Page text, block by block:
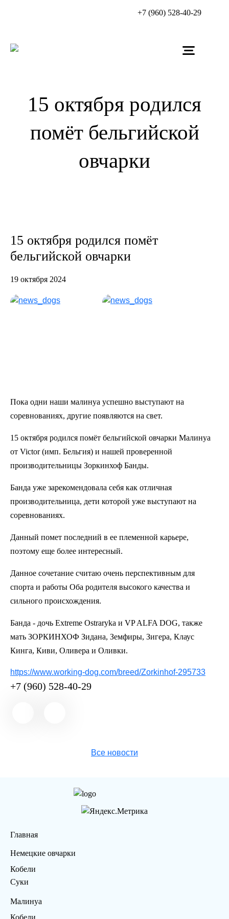
+7 (960) 528-40-29
15 октября родился
помёт бельгийской
овчарки
15 октября родился помёт
бельгийской овчарки
19 октября 2024
Пока одни наши малинуа успешно выступают на
соревнованиях, другие появляются на свет.
15 октября родился помёт бельгийской овчарки Малинуа
от Victor (имп. Бельгия) и нашей проверенной
производительницы Зоркинхоф Банды.
Банда уже зарекомендовала себя как отличная
производительница, дети которой уже выступают на
соревнованиях.
Данный помет последний в ее племенной карьере,
поэтому еще более интересный.
Данное сочетание считаю очень перспективным для
спорта и работы Оба родителя высокого качества и
сильного происхождения.
Банда - дочь Extreme Ostraryka и VP ALFA DOG, также
мать ЗОРКИНХОФ Зидана, Земфиры, Зигера, Клаус
Кинга, Киви, Оливера и Оливки.
https://www.working-dog.com/breed/Zorkinhof-295733
+7 (960) 528-40-29
Все новости
Главная
Немецкие овчарки
Кобели
Суки
Малинуа
Кобели